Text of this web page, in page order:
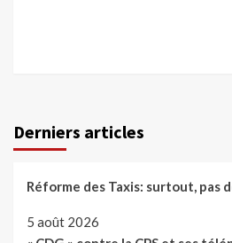
Derniers articles
Réforme des Taxis: surtout, pas
5 août 2026